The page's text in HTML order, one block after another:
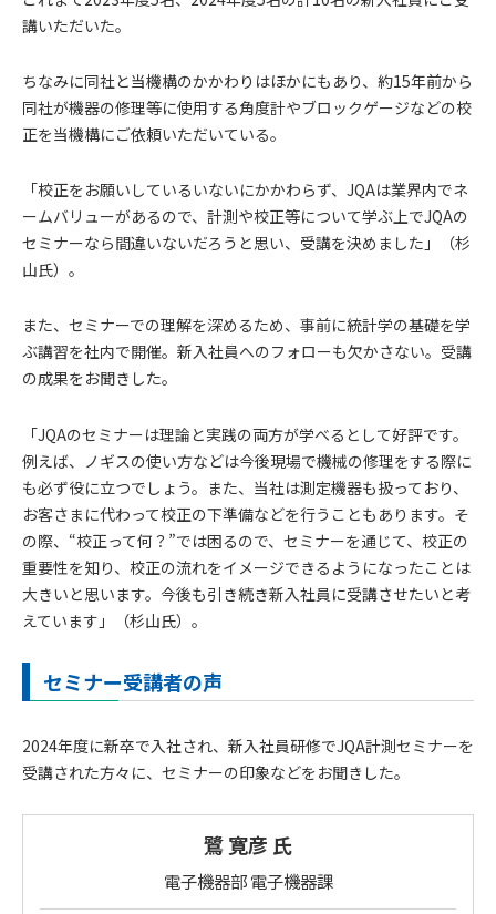
講いただいた。
ちなみに同社と当機構のかかわりはほかにもあり、約15年前から
同社が機器の修理等に使用する角度計やブロックゲージなどの校
正を当機構にご依頼いただいている。
「校正をお願いしているいないにかかわらず、JQAは業界内でネ
ームバリューがあるので、計測や校正等について学ぶ上でJQAの
セミナーなら間違いないだろうと思い、受講を決めました」（杉
山氏）。
また、セミナーでの理解を深めるため、事前に統計学の基礎を学
ぶ講習を社内で開催。新入社員へのフォローも欠かさない。受講
の成果をお聞きした。
「JQAのセミナーは理論と実践の両方が学べるとして好評です。
例えば、ノギスの使い方などは今後現場で機械の修理をする際に
も必ず役に立つでしょう。また、当社は測定機器も扱っており、
お客さまに代わって校正の下準備などを行うこともあります。そ
の際、“校正って何？”では困るので、セミナーを通じて、校正の
重要性を知り、校正の流れをイメージできるようになったことは
大きいと思います。今後も引き続き新入社員に受講させたいと考
えています」（杉山氏）。
セミナー受講者の声
2024年度に新卒で入社され、新入社員研修でJQA計測セミナーを
受講された方々に、セミナーの印象などをお聞きした。
鷺 寛彦 氏
電子機器部 電子機器課